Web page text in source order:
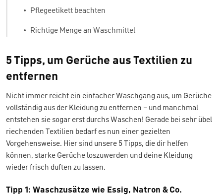
• Pflegeetikett beachten
• Richtige Menge an Waschmittel
5 Tipps, um Gerüche aus Textilien zu
entfernen
Nicht immer reicht ein einfacher Waschgang aus, um Gerüche
vollständig aus der Kleidung zu entfernen – und manchmal
entstehen sie sogar erst durchs Waschen! Gerade bei sehr übel
riechenden Textilien bedarf es nun einer gezielten
Vorgehensweise. Hier sind unsere 5 Tipps, die dir helfen
können, starke Gerüche loszuwerden und deine Kleidung
wieder frisch duften zu lassen.
Tipp 1: Waschzusätze wie Essig, Natron & Co.